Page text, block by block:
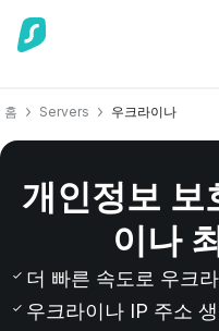
홈 Servers 우크라이나
개인정보 보
이나
더 빠른 속도로 우크
우크라이나 IP 주소